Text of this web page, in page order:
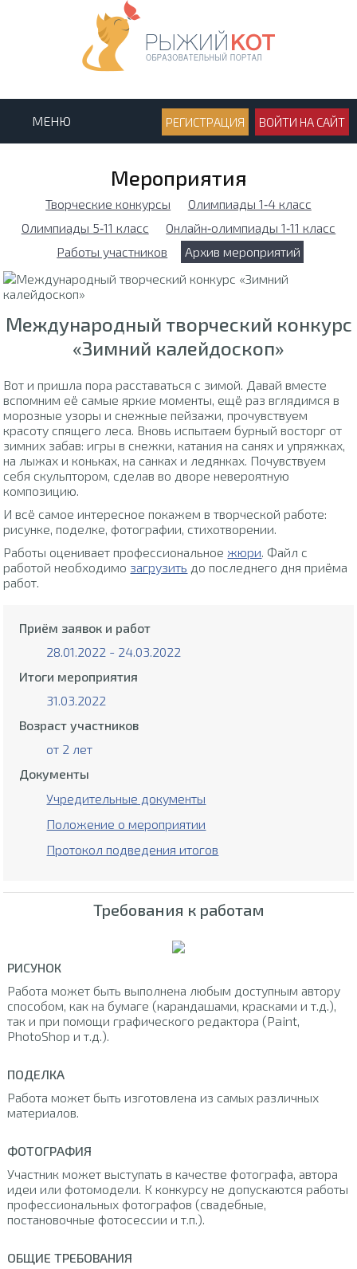
МЕНЮ РЕГИСТРАЦИЯ ВОЙТИ НА САЙТ
Мероприятия
Творческие конкурсы
Олимпиады 1‑4 класс
Олимпиады 5‑11 класс
Онлайн‑олимпиады 1‑11 класс
Работы участников
Архив мероприятий
Международный творческий конкурс
«Зимний калейдоскоп»
Вот и пришла пора расставаться с зимой. Давай вместе
вспомним её самые яркие моменты, ещё раз вглядимся в
морозные узоры и снежные пейзажи, прочувствуем
красоту спящего леса. Вновь испытаем бурный восторг от
зимних забав: игры в снежки, катания на санях и упряжках,
на лыжах и коньках, на санках и ледянках. Почувствуем
себя скульптором, сделав во дворе невероятную
композицию.
И всё самое интересное покажем в творческой работе:
рисунке, поделке, фотографии, стихотворении.
Работы оценивает профессиональное жюри. Файл с
работой необходимо загрузить до последнего дня приёма
работ.
Приём заявок и работ
28.01.2022 - 24.03.2022
Итоги мероприятия
31.03.2022
Возраст участников
от 2 лет
Документы
Учредительные документы
Положение о мероприятии
Протокол подведения итогов
Требования к работам
РИСУНОК
Работа может быть выполнена любым доступным автору
способом, как на бумаге (карандашами, красками и т.д.),
так и при помощи графического редактора (Paint,
PhotoShop и т.д.).
ПОДЕЛКА
Работа может быть изготовлена из самых различных
материалов.
ФОТОГРАФИЯ
Участник может выступать в качестве фотографа, автора
идеи или фотомодели. К конкурсу не допускаются работы
профессиональных фотографов (свадебные,
постановочные фотосессии и т.п.).
ОБЩИЕ ТРЕБОВАНИЯ